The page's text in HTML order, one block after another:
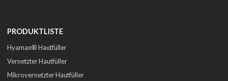
PRODUKTLISTE
Hyamax® Hautfüller
Vernetzter Hautfüller
Mikrovernetzter Hautfüller